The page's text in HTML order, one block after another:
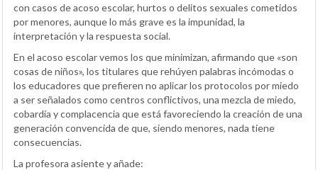
con casos de acoso escolar, hurtos o delitos sexuales cometidos
por menores, aunque lo más grave es la impunidad, la
interpretación y la respuesta social.
En el acoso escolar vemos los que minimizan, afirmando que «son
cosas de niños», los titulares que rehúyen palabras incómodas o
los educadores que prefieren no aplicar los protocolos por miedo
a ser señalados como centros conflictivos, una mezcla de miedo,
cobardía y complacencia que está favoreciendo la creación de una
generación convencida de que, siendo menores, nada tiene
consecuencias.
La profesora asiente y añade: